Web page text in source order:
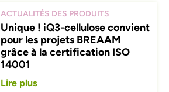
ACTUALITÉS DES PRODUITS
Unique ! iQ3-cellulose convient
pour les projets BREAAM
grâce à la certification ISO
14001
Lire plus